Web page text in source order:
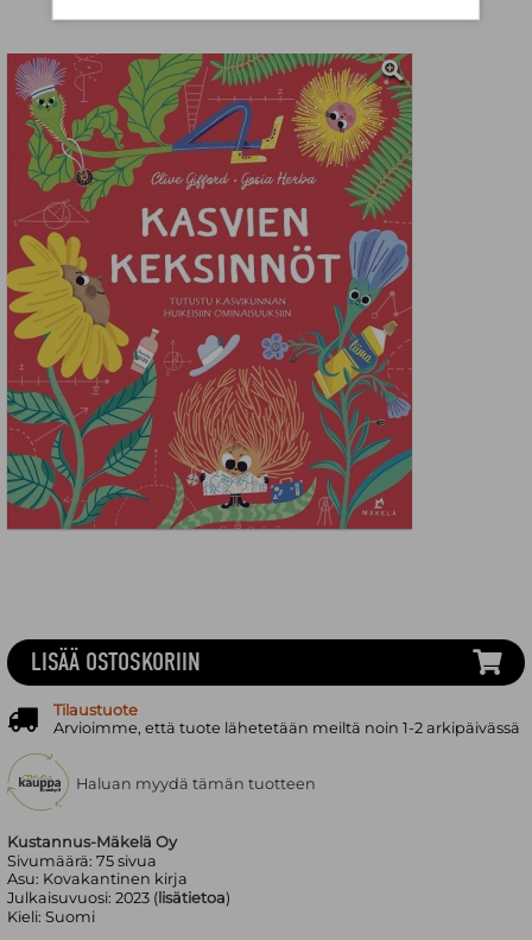
Kustannus-Mäkelä Oy
Sivumäärä:75 sivua
Asu: Kovakantinen kirja
Julkaisuvuosi:2023 ( lisätietoa)
Kieli:Suomi
LISÄÄ OSTOSKORIIN
Tilaustuote
Arvioimme, että tuote lähetetään meiltä noin 1-2 arkipäivässä
Haluan myydä tämän tuotteen